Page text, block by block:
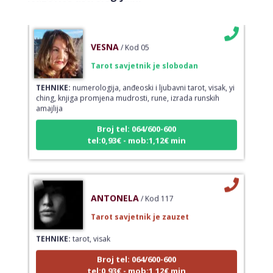
VESNA / Kod 05
Tarot savjetnik je slobodan
TEHNIKE: numerologija, anđeoski i ljubavni tarot, visak, yi
ching, knjiga promjena mudrosti, rune, izrada runskih
amajlija
Broj tel: 064/600-600
tel:0,93€ - mob:1,12€ min
ANTONELA / Kod 117
Tarot savjetnik je zauzet
TEHNIKE: tarot, visak
Broj tel: 064/600-600
tel:0,93€ - mob:1,12€ min